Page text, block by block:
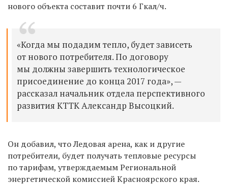
нового объекта составит почти 6 Гкал/ч.
«Когда мы подадим тепло, будет зависеть
от нового потребителя. По договору
мы должны завершить технологическое
присоединение до конца 2017 года», —
рассказал начальник отдела перспективного
развития КТТК Александр Высоцкий.
Он добавил, что Ледовая арена, как и другие
потребители, будет получать тепловые ресурсы
по тарифам, утверждаемым Региональной
энергетической комиссией Красноярского края.